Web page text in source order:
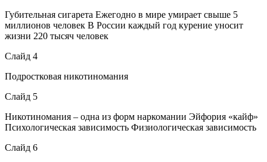
Губительная сигарета Ежегодно в мире умирает свыше 5
миллионов человек В России каждый год курение уносит
жизни 220 тысяч человек
Слайд 4
Подростковая никотиномания
Слайд 5
Никотиномания – одна из форм наркомании Эйфория «кайф»
Психологическая зависимость Физиологическая зависимость
Слайд 6